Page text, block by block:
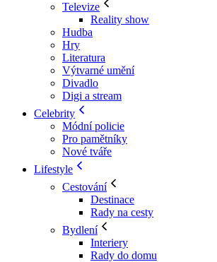
Televize
Reality show
Hudba
Hry
Literatura
Výtvarné umění
Divadlo
Digi a stream
Celebrity
Módní policie
Pro pamětníky
Nové tváře
Lifestyle
Cestování
Destinace
Rady na cesty
Bydlení
Interiery
Rady do domu